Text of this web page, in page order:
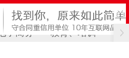
子商务 教育、培训 计